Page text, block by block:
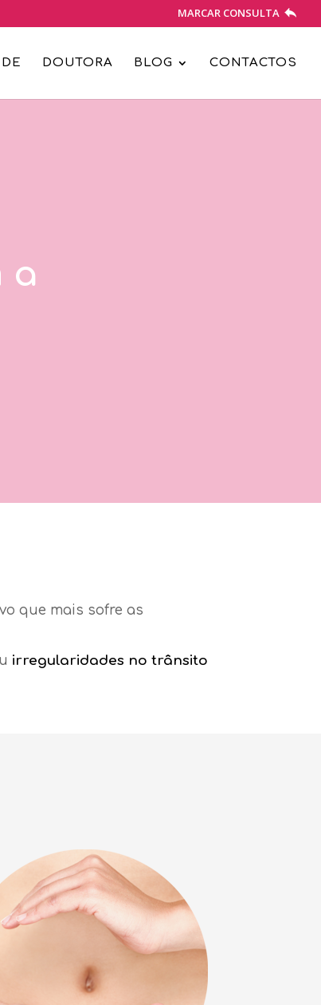
MARCAR CONSULTA
DOUTORA BLOG CONTACTOS
a
que mais sofre as
irregularidades no trânsito